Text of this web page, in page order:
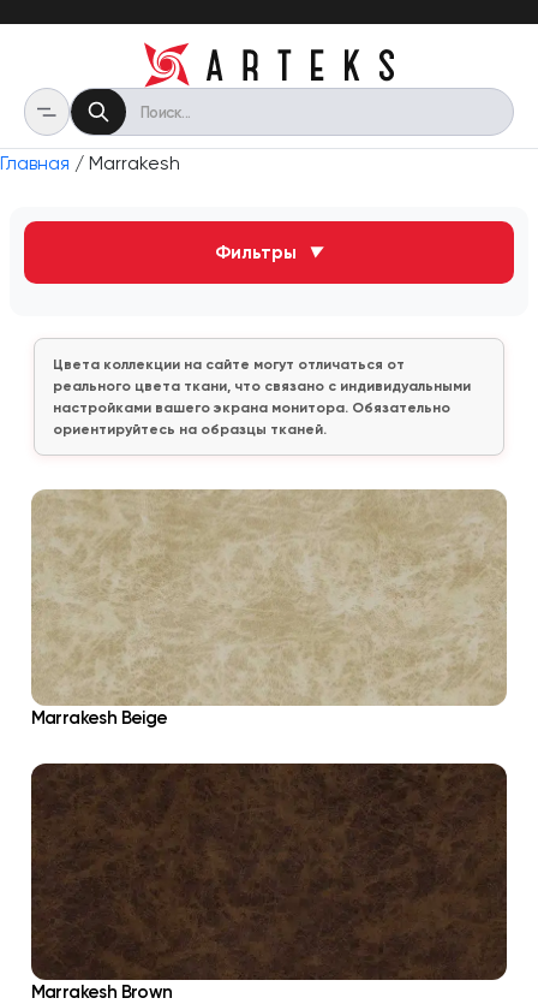
Главная / Marrakesh
Фильтры ▼
Цвета коллекции на сайте могут отличаться от
реального цвета ткани, что связано с индивидуальными
настройками вашего экрана монитора. Обязательно
ориентируйтесь на образцы тканей.
Marrakesh Beige
Marrakesh Brown